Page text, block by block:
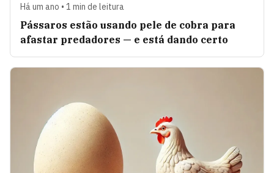
Há um ano • 1 min de leitura
Pássaros estão usando pele de cobra para
afastar predadores — e está dando certo